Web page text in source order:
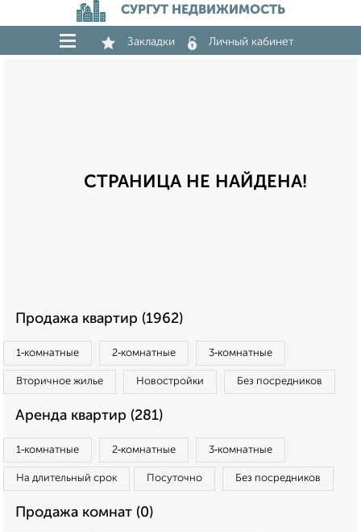
СУРГУТ НЕДВИЖИМОСТЬ
Закладки Личный кабинет
СТРАНИЦА НЕ НАЙДЕНА!
Продажа квартир (1962)
1‑комнатные 2‑комнатные 3‑комнатные
Вторичное жилье Новостройки Без посредников
Аренда квартир (281)
1‑комнатные 2‑комнатные 3‑комнатные
На длительный срок Посуточно Без посредников
Продажа комнат (0)